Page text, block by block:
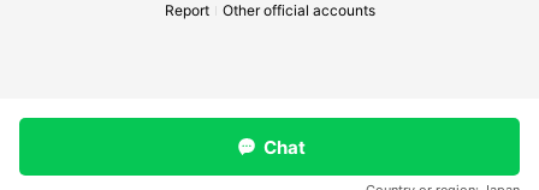
Report
Other official accounts
Chat